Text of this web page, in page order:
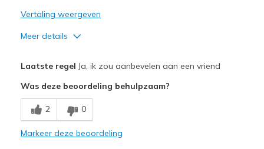
Vertaling weergeven
Meer details
Width
Sizing
Laatste regel Ja, ik zou aanbevelen aan een vriend
Was deze beoordeling behulpzaam?
2 0
Markeer deze beoordeling